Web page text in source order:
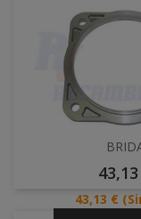
Precio
43,13 €